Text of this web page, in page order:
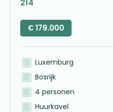
214
€179.000
Luxemburg
Bosrijk
4 personen
Huurkavel